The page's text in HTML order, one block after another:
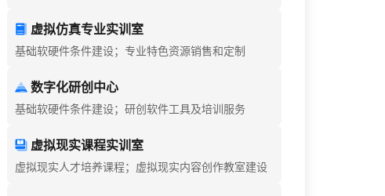
虚拟仿真专业实训室
基础软硬件条件建设；专业特色资源销售和定制
数字化研创中心
基础软硬件条件建设；研创软件工具及培训服务
虚拟现实课程实训室
虚拟现实人才培养课程；虚拟现实内容创作教室建设